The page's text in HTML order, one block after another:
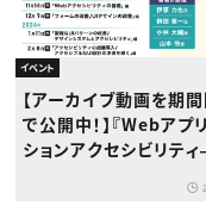
イベント
【アーカイブ動画を期
で公開中！】『Webアプ
ションアクセシビリテ